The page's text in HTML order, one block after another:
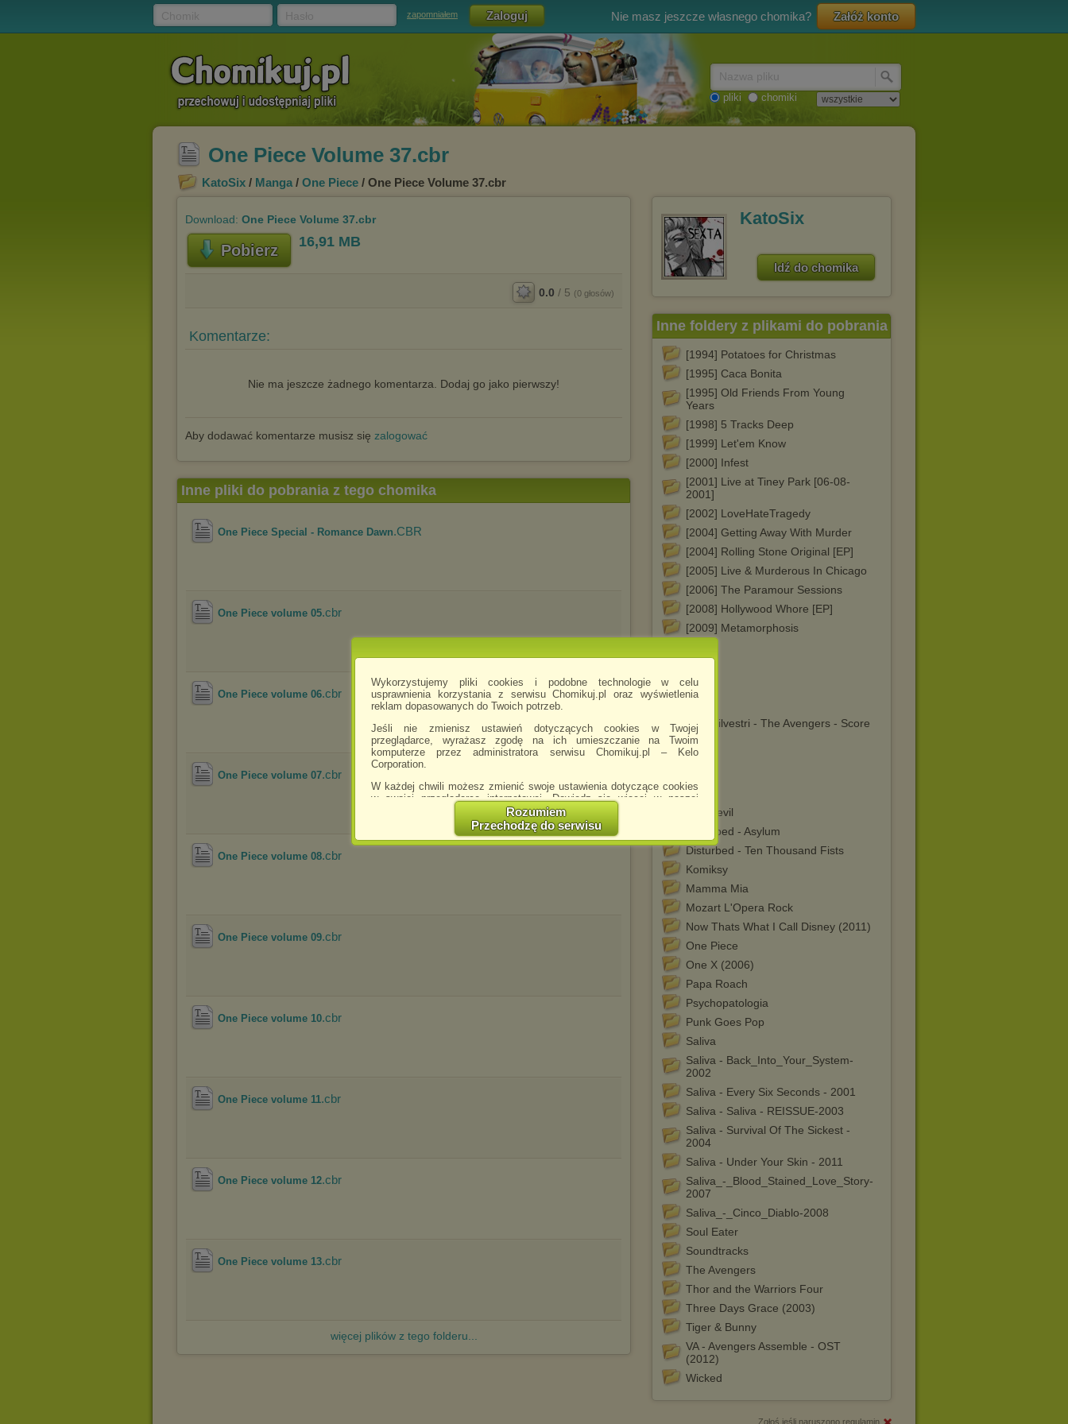
Wykorzystujemy pliki cookies i podobne technologie w celu
usprawnienia korzystania z serwisu Chomikuj.pl oraz wyświetlenia
reklam dopasowanych do Twoich potrzeb.
Jeśli nie zmienisz ustawień dotyczących cookies w Twojej
przeglądarce, wyrażasz zgodę na ich umieszczanie na Twoim
komputerze przez administratora serwisu Chomikuj.pl – Kelo
Corporation.
W każdej chwili możesz zmienić swoje ustawienia dotyczące cookies
w swojej przeglądarce internetowej. Dowiedz się więcej w naszej
http://chomikuj.pl/PolitykaPrywatnosci.aspx
Jednocześnie informujemy że zmiana ustawień przeglądarki może
spowodować ograniczenie korzystania ze strony Chomikuj.pl.
W przypadku braku twojej zgody na akceptację cookies niestety
Zaufanych Partnerów
(dostosowanie reklam do Twoich potrzeb, analiza skuteczności działań
Wyrażenie sprzeciwu spowoduje, że wyświetlana Ci reklama nie
będzie dopasowana do Twoich preferencji, a będzie to reklama
Istnieje możliwość zmiany ustawień przeglądarki internetowej w
sposób uniemożliwiający przechowywanie plików cookies na
urządzeniu końcowym. Można również usunąć pliki cookies,
dokonując odpowiednich zmian w ustawieniach przeglądarki
Pełną informację na ten temat znajdziesz pod adresem
Rozumiem
Przechodzę do serwisu
zapomniałem Nie masz jeszcze własnego chomika? Załóż konto
pliki chomiki
One Piece Volume 37.cbr
KatoSix / Manga / One Piece / One Piece Volume 37.cbr
Download: One Piece Volume 37.cbr
Pobierz 16,91 MB
0.0 / 5 (0 głosów)
Komentarze:
Nie ma jeszcze żadnego komentarza. Dodaj go jako pierwszy!
Aby dodawać komentarze musisz się zalogować
KatoSix
Idź do chomika
Inne foldery z plikami do pobrania
[1994] Potatoes for Christmas
[1995] Caca Bonita
[1995] Old Friends From Young
Years
[1998] 5 Tracks Deep
[1999] Let'em Know
[2000] Infest
[2001] Live at Tiney Park [06-08-
2001]
[2002] LoveHateTragedy
[2004] Getting Away With Murder
[2004] Rolling Stone Original [EP]
[2005] Live & Murderous In Chicago
[2006] The Paramour Sessions
[2008] Hollywood Whore [EP]
[2009] Metamorphosis
3
Alan Silvestri - The Avengers - Score
(2012)
CD-1
CD-3
Daredevil
Disturbed - Asylum
Disturbed - Ten Thousand Fists
Komiksy
Mamma Mia
Mozart L'Opera Rock
Now Thats What I Call Disney (2011)
One Piece
One X (2006)
Papa Roach
Psychopatologia
Punk Goes Pop
Saliva
Saliva - Back_Into_Your_System-
2002
Saliva - Every Six Seconds - 2001
Saliva - Saliva - REISSUE-2003
Saliva - Survival Of The Sickest -
2004
Saliva - Under Your Skin - 2011
Saliva_-_Blood_Stained_Love_Story-
2007
Saliva_-_Cinco_Diablo-2008
Soul Eater
Soundtracks
The Avengers
Thor and the Warriors Four
Three Days Grace (2003)
Tiger & Bunny
VA - Avengers Assemble - OST
(2012)
Wicked
Inne pliki do pobrania z tego chomika
One Piece Special - Romance Dawn.CBR
One Piece volume 05.cbr
One Piece volume 06.cbr
One Piece volume 07.cbr
One Piece volume 08.cbr
One Piece volume 09.cbr
One Piece volume 10.cbr
One Piece volume 11.cbr
One Piece volume 12.cbr
One Piece volume 13.cbr
więcej plików z tego folderu...
Zgłoś jeśli naruszono regulamin